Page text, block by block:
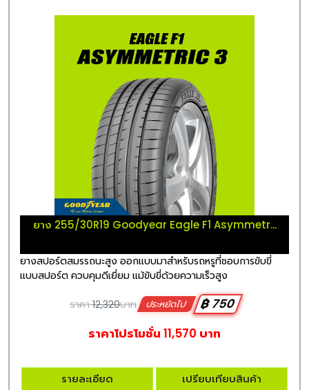
ยาง 255/30R19 Goodyear Eagle F1 Asymmetr...
ยางสปอร์ตสมรรถนะสูง ออกแบบมาสำหรับรถหรูที่ชอบการขับขี่
แบบสปอร์ต ควบคุมดีเยี่ยม แม้ขับขี่ด้วยความเร็วสูง
ราคา12,320บาท ประหยัดไป
฿ 750
ราคาโปรโมชั่น 11,570 บาท
รายละเอียด เปรียบเทียบสินค้า